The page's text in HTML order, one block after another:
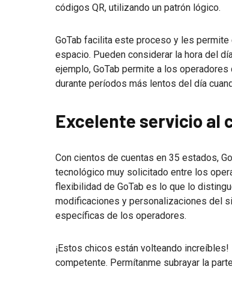
códigos QR, utilizando un patrón lógico.
GoTab facilita este proceso y les
espacio. Pueden considerar la hora del
ejemplo, GoTab permite a los
durante períodos más lentos del día
Excelente servicio al
Con cientos de cuentas en 35 estados,
tecnológico muy solicitado entre los
flexibilidad de GoTab es lo que lo
modificaciones y personalizaciones del
específicas de los operadores.
¡Estos chicos están volteando
competente. Permítanme subrayar la